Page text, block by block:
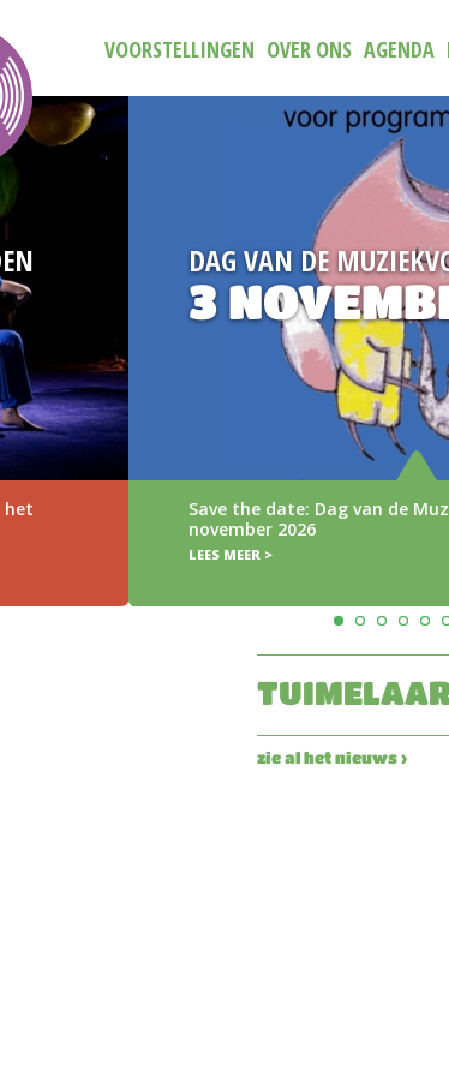
VOORSTELLINGEN OVER ONS AGENDA
2026
van de Muziekvoorstelling op 3
zie al het nieuws ›